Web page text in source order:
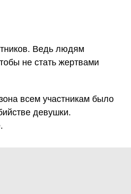
Ведь людям
не стать жертвами
всем участникам было
девушки.